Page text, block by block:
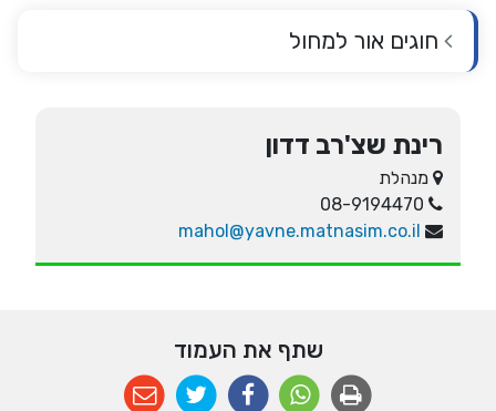
חוגים אור למחול
רינת שצ'רב דדון
מנהלת
mahol@yavne.matnasim.co.il
שתף את העמוד